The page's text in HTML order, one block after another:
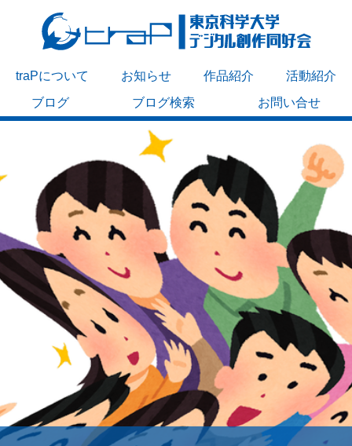
traPについて お知らせ 作品紹介
活動紹介
ブログ
ブログ検索 お問い合せ